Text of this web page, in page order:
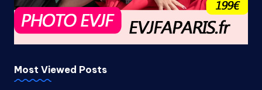
Most Viewed Posts